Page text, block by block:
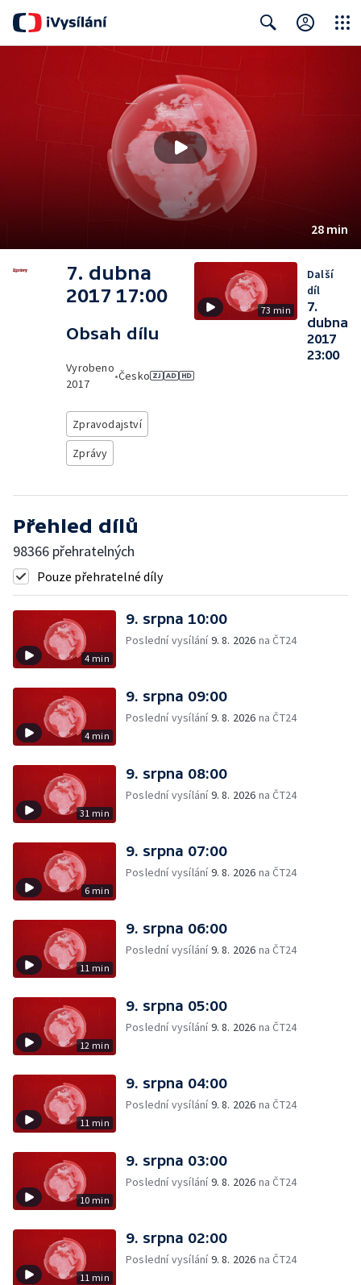
28 min
7. dubna
2017 17:00
Obsah dílu
Vyrobeno
2017
•Česko
Zpravodajství
Zprávy
73 min
Další
díl
7.
dubna
2017
23:00
Přehled dílů
98366 přehratelných
Pouze přehratelné díly
4 min
9. srpna 10:00
Poslední vysílání9. 8. 2026 na ČT24
4 min
9. srpna 09:00
Poslední vysílání9. 8. 2026 na ČT24
31 min
9. srpna 08:00
Poslední vysílání9. 8. 2026 na ČT24
6 min
9. srpna 07:00
Poslední vysílání9. 8. 2026 na ČT24
11 min
9. srpna 06:00
Poslední vysílání9. 8. 2026 na ČT24
12 min
9. srpna 05:00
Poslední vysílání9. 8. 2026 na ČT24
11 min
9. srpna 04:00
Poslední vysílání9. 8. 2026 na ČT24
10 min
9. srpna 03:00
Poslední vysílání9. 8. 2026 na ČT24
11 min
9. srpna 02:00
Poslední vysílání9. 8. 2026 na ČT24